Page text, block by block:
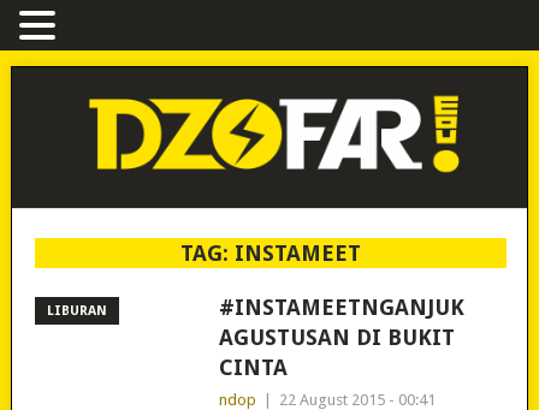
TAG: INSTAMEET
LIBURAN
#INSTAMEETNGANJUK
AGUSTUSAN DI BUKIT
CINTA
ndop 22 August 2015 - 00:41